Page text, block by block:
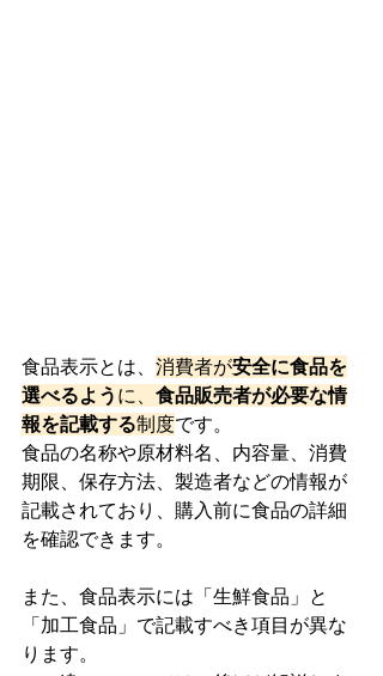
食品表示とは、 消費者が安全に食品を
選べるよう に、 食品販売者が必要な情
報を記載する制度です。
食品の名称や原材料名、内容量、消費
期限、保存方法、製造者などの情報が
記載されており、購入前に食品の詳細
を確認できます。
また、食品表示には「生鮮食品」と
「加工食品」で記載すべき項目が異な
ります。